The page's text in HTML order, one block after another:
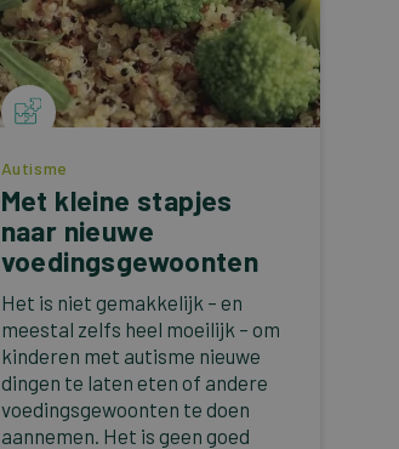
Autisme
Met kleine stapjes
naar nieuwe
voedingsgewoonten
Het is niet gemakkelijk – en
meestal zelfs heel moeilijk – om
kinderen met autisme nieuwe
dingen te laten eten of andere
voedingsgewoonten te doen
aannemen. Het is geen goed